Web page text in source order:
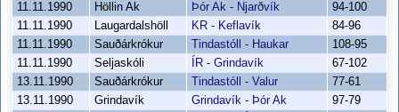
11.11.1990
Höllin Ak Þór Ak - Njarðvík
94-100
11.11.1990
Laugardalshöll KR - Keflavík
84-96
11.11.1990
Sauðárkrókur Tindastóll - Haukar
108-95
11.11.1990
Seljaskóli ÍR - Grindavík
67-102
13.11.1990
Sauðárkrókur Tindastóll - Valur
77-61
13.11.1990
Grindavík Grindavík - Þór Ak
97-79